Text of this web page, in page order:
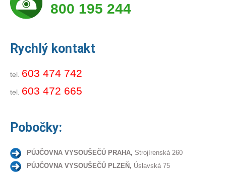
800 195 244
Rychlý kontakt
tel. 603 474 742
tel. 603 472 665
Pobočky:
PŮJČOVNA VYSOUŠEČŮ PRAHA, Strojírenská 260
PŮJČOVNA VYSOUŠEČŮ PLZEŇ, Úslavská 75